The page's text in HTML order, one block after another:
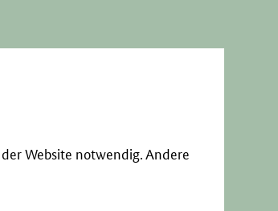
Website notwendig. Andere